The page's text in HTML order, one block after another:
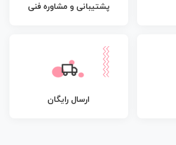
پشتیبانی و مشاوره فنی
ارسال رایگان